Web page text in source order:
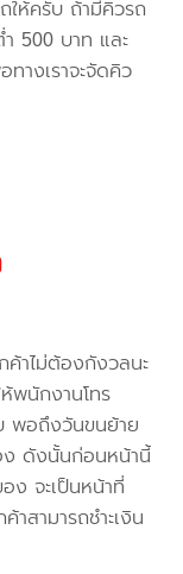
ให้ครับ ถ้ามีคิวรถ
500 บาท และ
างเราจะจัดคิว
ค้าไม่ต้องกังวลนะ
พนักงานโทร
พอถึงวันขนย้าย
ง ดังนั้นก่อนหน้านี้
ง จะเป็นหน้าที่
สามารถชำะเงิน